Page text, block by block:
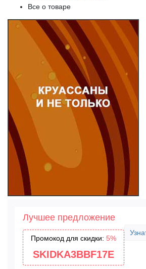
Все о товаре
Лучшее предложение
Промокод для скидки: 5%
SKIDKA3BBF17E